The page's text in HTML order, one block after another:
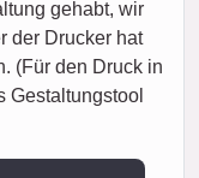
gehabt, wir
der Drucker hat
(Für den Druck in
Gestaltungstool